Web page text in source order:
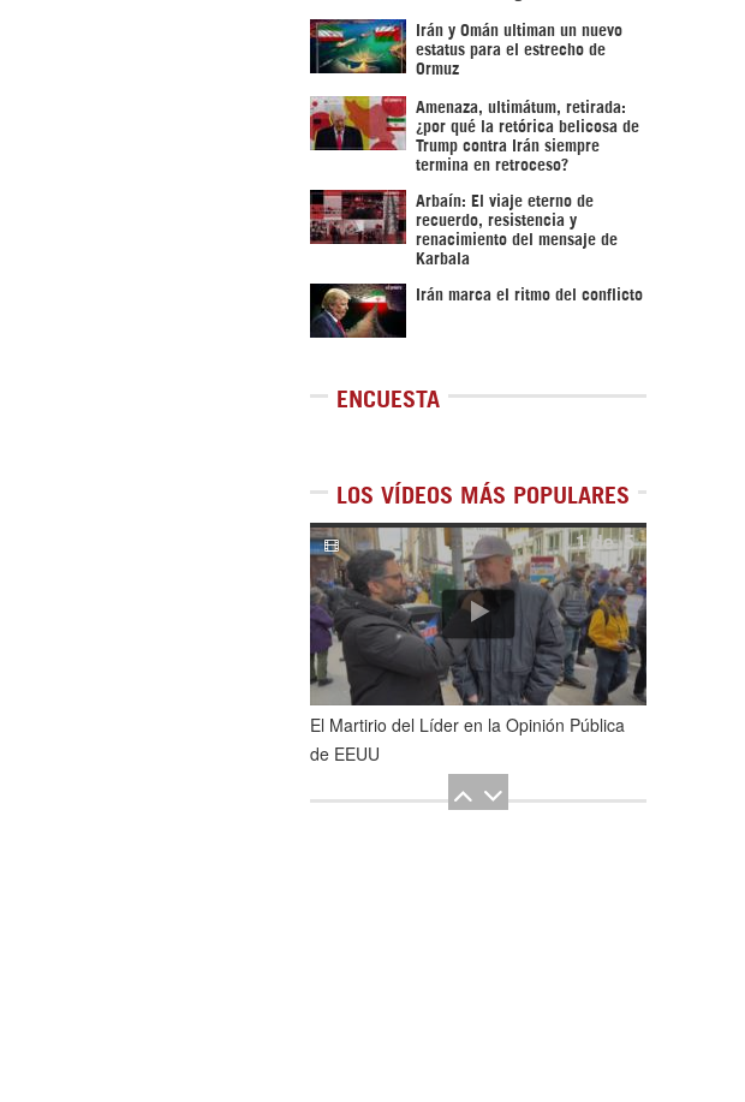
Irán y Omán ultiman un nuevo
estatus para el estrecho de
Ormuz
Amenaza, ultimátum, retirada:
¿por qué la retórica belicosa de
Trump contra Irán siempre
termina en retroceso?
Arbaín: El viaje eterno de
recuerdo, resistencia y
renacimiento del mensaje de
Karbala
Irán marca el ritmo del conflicto
ENCUESTA
LOS VÍDEOS MÁS POPULARES
1de5
El Martirio del Líder en la Opinión Pública
de EEUU